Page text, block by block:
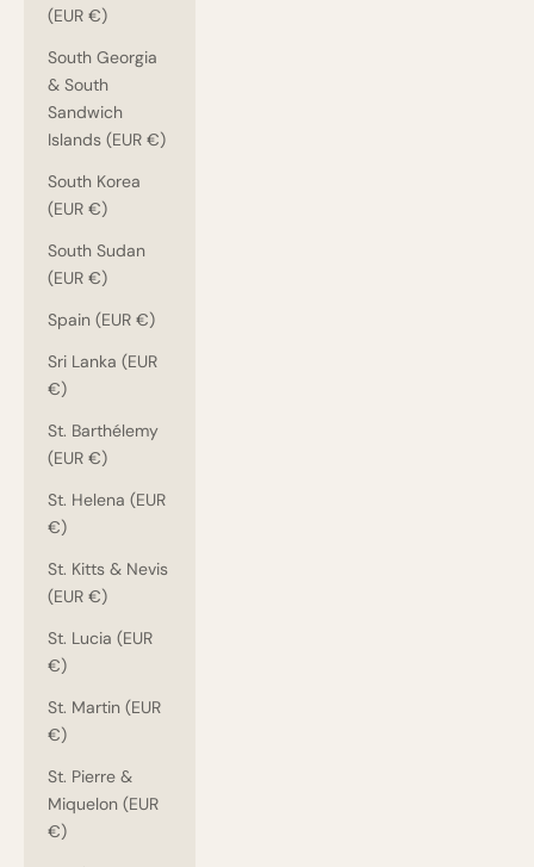
(EUR €)
South Georgia
& South
Sandwich
Islands (EUR €)
South Korea
(EUR €)
South Sudan
(EUR €)
Spain (EUR €)
Sri Lanka (EUR
€)
St. Barthélemy
(EUR €)
St. Helena (EUR
€)
St. Kitts & Nevis
(EUR €)
St. Lucia (EUR
€)
St. Martin (EUR
€)
St. Pierre &
Miquelon (EUR
€)